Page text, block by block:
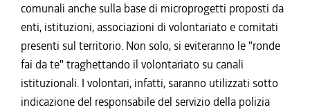
comunali anche sulla base di microprogetti proposti da
enti, istituzioni, associazioni di volontariato e comitati
presenti sul territorio. Non solo, si eviteranno le "ronde
fai da te" traghettando il volontariato su canali
istituzionali. I volontari, infatti, saranno utilizzati sotto
indicazione del responsabile del servizio della polizia